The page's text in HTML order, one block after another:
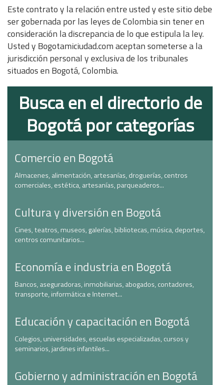
Este contrato y la relación entre usted y este sitio debe
ser gobernada por las leyes de Colombia sin tener en
consideración la discrepancia de lo que estipula la ley.
Usted y Bogotamiciudad.com aceptan someterse a la
jurisdicción personal y exclusiva de los tribunales
situados en Bogotá, Colombia.
Busca en el directorio de
Bogotá por categorías
Comercio en Bogotá
Almacenes, alimentación, artesanías, droguerías, centros
comerciales, estética, artesanías, parqueaderos...
Cultura y diversión en Bogotá
Cines, teatros, museos, galerías, bibliotecas, música, deportes,
centros comunitarios...
Economía e industria en Bogotá
Bancos, aseguradoras, inmobiliarias, abogados, contadores,
transporte, informática e Internet...
Educación y capacitación en Bogotá
Colegios, universidades, escuelas especializadas, cursos y
seminarios, jardines infantiles...
Gobierno y administración en Bogotá